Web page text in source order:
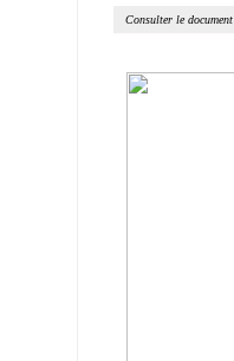
Consulter le document